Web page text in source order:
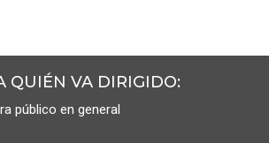
QUIÉN VA DIRIGIDO:
público en general